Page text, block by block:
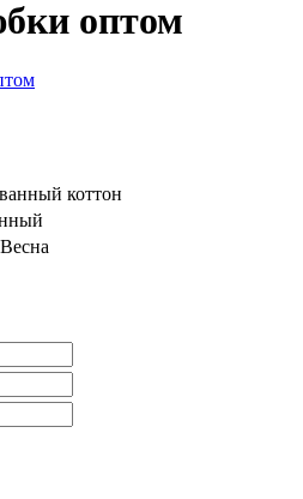
оптом
коттон